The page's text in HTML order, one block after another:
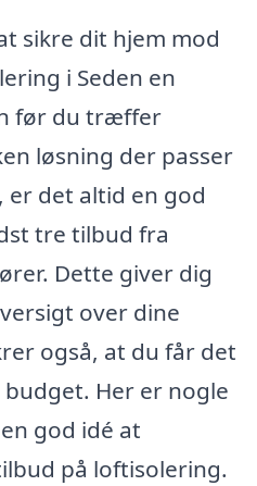
sikre dit hjem mod
i Seden en
før du træffer
løsning der passer
er det altid en god
tre tilbud fra
Dette giver dig
over dine
også, at du får det
Her er nogle
god idé at
på loftisolering.